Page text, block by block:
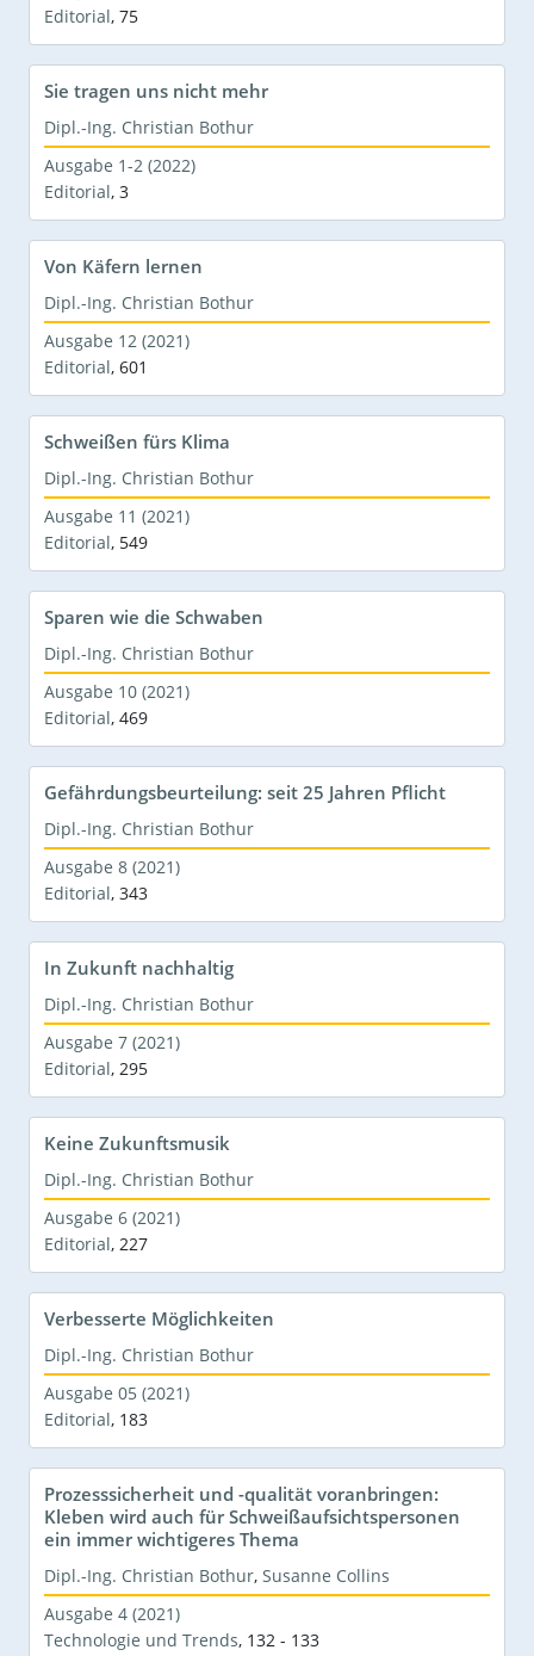
Editorial, 75
Sie tragen uns nicht mehr
Dipl.-Ing. Christian Bothur
Ausgabe 1-2 (2022)
Editorial, 3
Von Käfern lernen
Dipl.-Ing. Christian Bothur
Ausgabe 12 (2021)
Editorial, 601
Schweißen fürs Klima
Dipl.-Ing. Christian Bothur
Ausgabe 11 (2021)
Editorial, 549
Sparen wie die Schwaben
Dipl.-Ing. Christian Bothur
Ausgabe 10 (2021)
Editorial, 469
Gefährdungsbeurteilung: seit 25 Jahren Pflicht
Dipl.-Ing. Christian Bothur
Ausgabe 8 (2021)
Editorial, 343
In Zukunft nachhaltig
Dipl.-Ing. Christian Bothur
Ausgabe 7 (2021)
Editorial, 295
Keine Zukunftsmusik
Dipl.-Ing. Christian Bothur
Ausgabe 6 (2021)
Editorial, 227
Verbesserte Möglichkeiten
Dipl.-Ing. Christian Bothur
Ausgabe 05 (2021)
Editorial, 183
Prozesssicherheit und -qualität voranbringen:
Kleben wird auch für Schweißaufsichtspersonen
ein immer wichtigeres Thema
Dipl.-Ing. Christian Bothur, Susanne Collins
Ausgabe 4 (2021)
Technologie und Trends, 132 - 133